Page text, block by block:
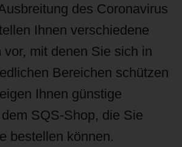
des Coronavirus
Ihnen verschiedene
vor, mit denen Sie sich in
Bereichen schützen
Ihnen günstige
SQS-Shop, die Sie
bestellen können.